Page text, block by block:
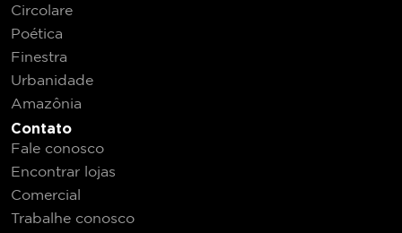
Circolare
Poética
Finestra
Urbanidade
Amazônia
Contato
Fale conosco
Encontrar lojas
Comercial
Trabalhe conosco